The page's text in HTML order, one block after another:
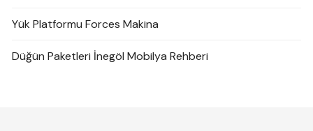
Yük Platformu Forces Makina
Düğün Paketleri İnegöl Mobilya Rehberi